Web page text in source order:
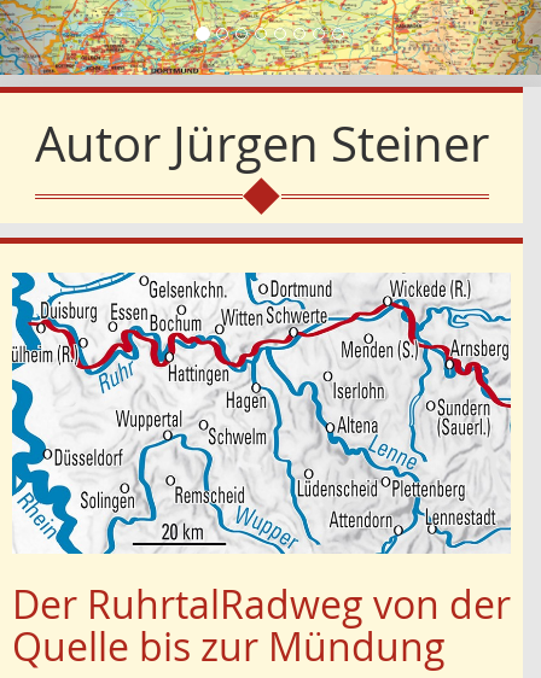
AutorJürgen Steiner
Der RuhrtalRadweg von der
Quelle bis zur Mündung